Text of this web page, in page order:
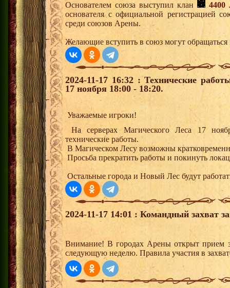
Основателем союза выступил клан
4400.
основателя с официальной регистрацией
среди союзов Арены.
Желающие вступить в союз могут обращаться
2024-11-17 16:32 : Технические
17 ноября 18:00 - 18:20.
Уважаемые игроки!
На серверах Магического Леса 17
технические работы.
В Магическом Лесу возможны
Просьба прекратить работы и покинуть
Остальные города и Новый Лес будут
2024-11-17 14:01 : Командный захват
Внимание! В городах Арены открыт прием
следующую неделю. Правила участия в